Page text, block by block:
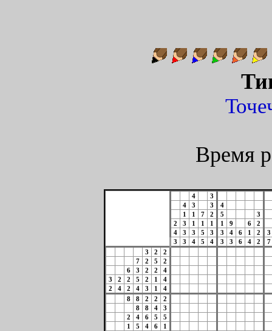
Время
4
3
4
3 3
4
1
1 7 2 5
3
2
3 1 1 1 1 9 6
2
4
3 3 5 3 3 4 6 1 2
3
3
3 4 5 4 3 3 6 4 2
7
3
2
2
7
2 5
2
6
3 2 2
4
3
2 2 5 2 1
4
2
4 2 4 3 1
4
8
8 2 2
2
8
8 4
3
2
4 6 5
5
1
5 4 6
1